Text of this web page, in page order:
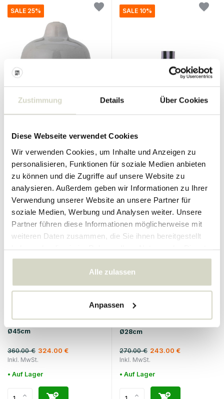
Zustimmung Details Über Cookies
Diese Webseite verwendet Cookies
Wir verwenden Cookies, um Inhalte und Anzeigen zu
personalisieren, Funktionen für soziale Medien anbieten
zu können und die Zugriffe auf unsere Website zu
analysieren. Außerdem geben wir Informationen zu Ihrer
Verwendung unserer Website an unsere Partner für
soziale Medien, Werbung und Analysen weiter. Unsere
Partner führen diese Informationen möglicherweise mit
weiteren Daten zusammen, die Sie ihnen bereitgestellt
gesammelt haben.
Alle zulassen
Anpassen
SALE 25%
Bloomingville
Garner-Lampenschirm
54.90 € 41.17 €
Inkl. MwSt.
• Auf Lager
SALE 10%
Broste Copenhagen
245.00 €
Inkl. MwSt.
• Auf Lager
SALE 10%
Ø45cm
360.00 € 324.00 €
Inkl. MwSt.
• Auf Lager
SALE 10%
Ø28cm
270.00 € 243.00 €
Inkl. MwSt.
• Auf Lager